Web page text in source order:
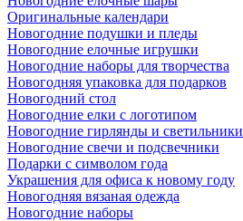
Оригинальные календари
Новогодние подушки и пледы
Новогодние елочные игрушки
Новогодние наборы для творчества
Новогодняя упаковка для подарков
Новогодний стол
Новогодние елки с логотипом
Новогодние гирлянды и светильники
Новогодние свечи и подсвечники
Подарки с символом года
Украшения для офиса к новому году
Новогодняя вязаная одежда
Новогодние наборы